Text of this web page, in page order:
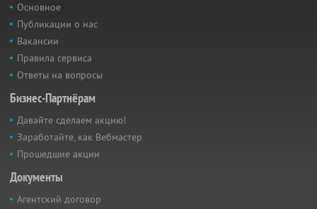
Основное
Публикации о нас
Вакансии
Правила сервиса
Ответы на вопросы
Бизнес-Партнёрам
Давайте сделаем акцию!
Заработайте, как Вебмастер
Прошедшие акции
Документы
Агентский договор